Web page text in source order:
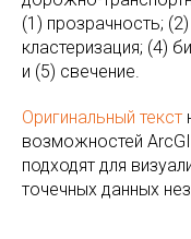
(1) прозрачность;
кластеризация; (4)
и (5) свечение.
Оригинальный текст
возможностей
подходят для
точечных данных